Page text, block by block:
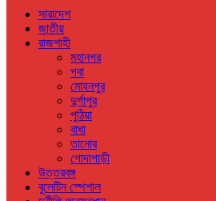
সারাদেশ
জাতীয়
রাজশাহী
মহানগর
পবা
মোহনপুর
দুর্গাপুর
পুঠিয়া
বাঘা
তানোর
গোদাগাড়ী
উত্তরবঙ্গ
বুলেটিন স্পেশাল